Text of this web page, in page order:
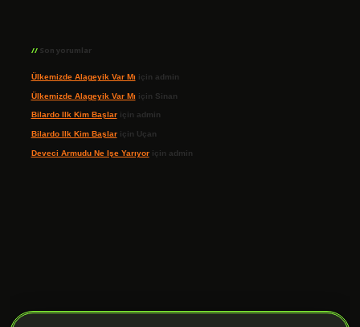
Son yorumlar
Ülkemizde Alageyik Var Mı için admin
Ülkemizde Alageyik Var Mı için Sinan
Bilardo Ilk Kim Başlariçin admin
Bilardo Ilk Kim Başlariçin Uçan
Deveci Armudu Ne Işe Yarıyoriçin admin